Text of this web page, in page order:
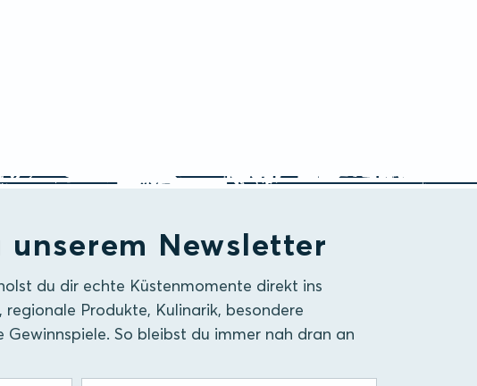
Newsletter
du dir echte Küstenmomente direkt ins
Produkte, Kulinarik, besondere
So bleibst du immer nah dran an